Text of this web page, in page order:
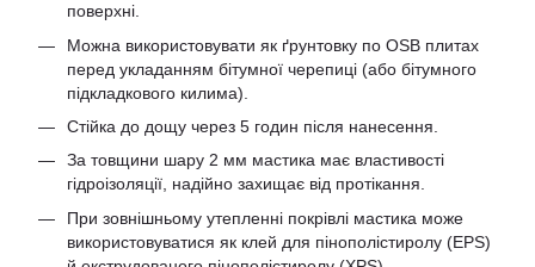
поверхні.
Можна використовувати як ґрунтовку по OSB плитах
перед укладанням бітумної черепиці (або бітумного
підкладкового килима).
Стійка до дощу через 5 годин після нанесення.
За товщини шару 2 мм мастика має властивості
гідроізоляції, надійно захищає від протікання.
При зовнішньому утепленні покрівлі мастика може
використовуватися як клей для пінополістиролу (EPS)